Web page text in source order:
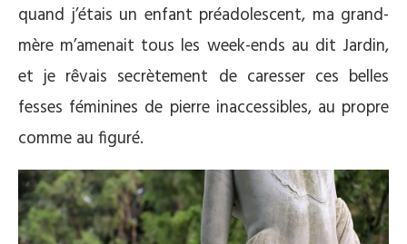
quand j’étais un enfant préadolescent, ma grand-
mère m’amenait tous les week-ends au dit Jardin,
et je rêvais secrètement de caresser ces belles
fesses féminines de pierre inaccessibles, au propre
comme au figuré.